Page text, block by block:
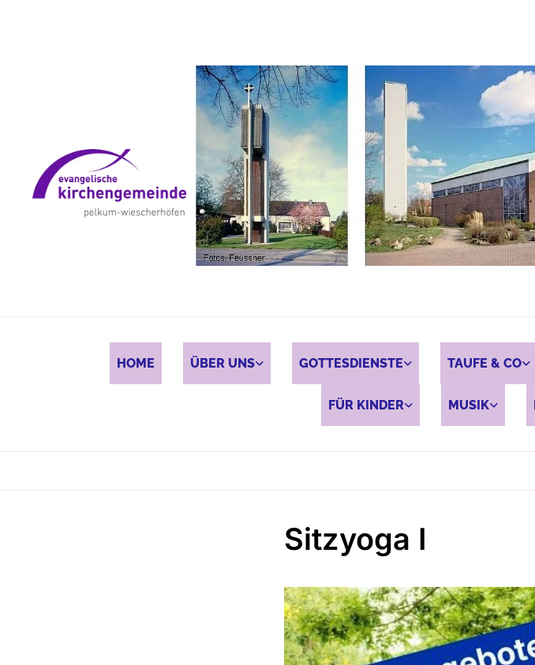
HOME ÜBER UNS GOTTESDIENSTE TAUFE & CO
FÜR KINDER MUSIK
Sitzyoga I